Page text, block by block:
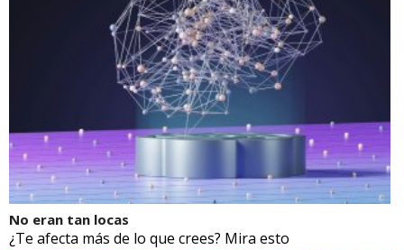
No eran tan locas
¿Te afecta más de lo que crees? Mira esto